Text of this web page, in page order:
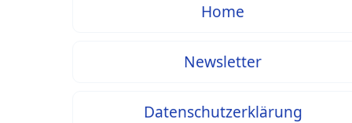
Home
Newsletter
Datenschutzerklärung